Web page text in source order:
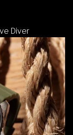
Diver